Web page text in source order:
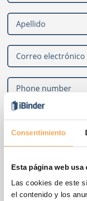
Consentimiento
Esta página web usa
Las cookies de este
el contenido y los
Lea sobre nuestra